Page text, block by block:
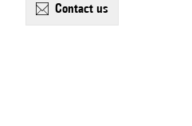
contact us